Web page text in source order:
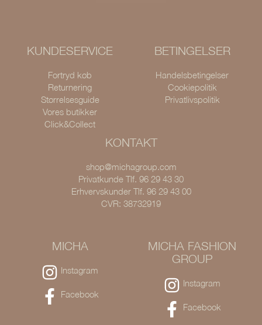
KUNDESERVICE
Fortryd køb
Returnering
Størrelsesguide
Vores butikker
Click&Collect
BETINGELSER
Handelsbetingelser
Cookiepolitik
Privatlivspolitik
KONTAKT
shop@michagroup.com
Privatkunde Tlf. 96 29 43 30
Erhvervskunder Tlf. 96 29 43 00
CVR: 38732919
MICHA
Instagram
Facebook
MICHA FASHION
GROUP
Instagram
Facebook